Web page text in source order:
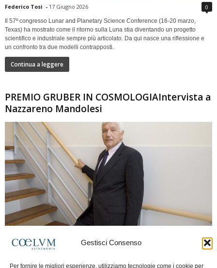
Gestisci Consenso
Per fornire le migliori esperienze, utilizziamo tecnologie come i cookie per
Federico Tosi - 17 Giugno 2026 0
Il 57º congresso Lunar and Planetary Science Conference (16-20 marzo,
Texas) ha mostrato come il ritorno sulla Luna stia diventando un progetto
scientifico e industriale sempre più articolato. Da qui nasce una riflessione e
un confronto tra due modelli contrapposti.
Continua a leggere
PREMIO GRUBER IN COSMOLOGIAIntervista a
Nazzareno Mandolesi
Frida Paolella - 16 Giugno 2026 0
spaziale europea e della missione Planck. Il dialogo ripercorre i principali